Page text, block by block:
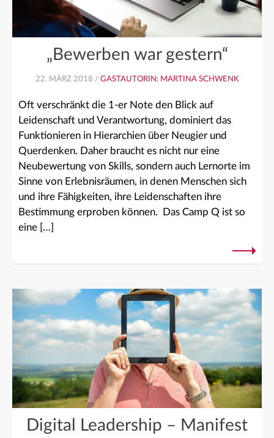
„Bewerben war gestern“
22. MÄRZ 2018 / GASTAUTORIN: MARTINA SCHWENK
Oft verschränkt die 1-er Note den Blick auf
Leidenschaft und Verantwortung, dominiert das
Funktionieren in Hierarchien über Neugier und
Querdenken. Daher braucht es nicht nur eine
Neubewertung von Skills, sondern auch Lernorte im
Sinne von Erlebnisräumen, in denen Menschen sich
und ihre Fähigkeiten, ihre Leidenschaften ihre
Bestimmung erproben können. Das Camp Q ist so
eine […]
Digital Leadership – Manifest